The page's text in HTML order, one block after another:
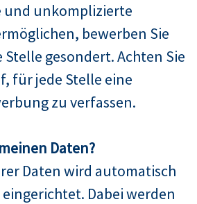
und unkomplizierte
bewerben Sie
gesondert. Achten Sie
für jede Stelle eine
zu verfassen.
Daten?
Daten wird automatisch
Dabei werden